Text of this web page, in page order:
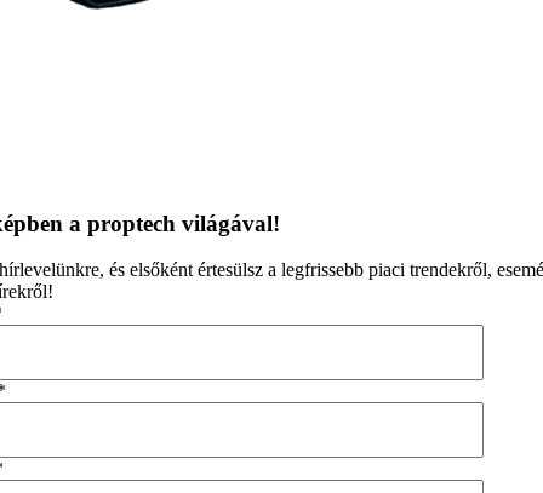
a proptech világával!
és elsőként értesülsz a legfrissebb piaci trendekről,